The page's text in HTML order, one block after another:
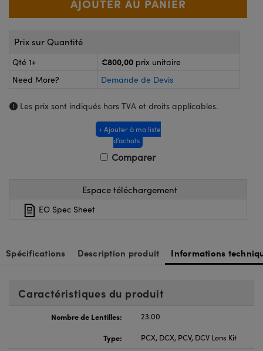
: Microscopie
Optiques Lightpath
de SCHOTT
Prix sur Quantité
Qté 1+ €800,00 prix unitaire
Need More?
Demande de Devis
Les prix sont indiqués hors TVA et droits applicables.
+ Ajouter à ma liste
d’achats
Comparer
Espace téléchargement
EO Spec Sheet
Spécifications Description produit Informations
Caractéristiques du produit
Nombre de Lentilles:
23.00
Type:
PCX, DCX, PCV, DCV Lens Kit